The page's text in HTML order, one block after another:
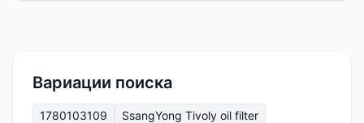
Вариации поиска
1780103109
SsangYong Tivoly oil filter